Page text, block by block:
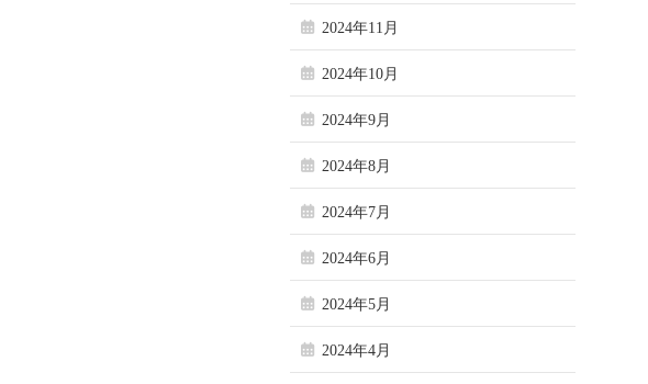
2024年11月
2024年10月
2024年9月
2024年8月
2024年7月
2024年6月
2024年5月
2024年4月